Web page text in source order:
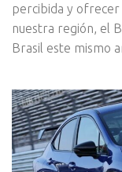
percibida y ofrecer
nuestra región, el
Brasil este mismo